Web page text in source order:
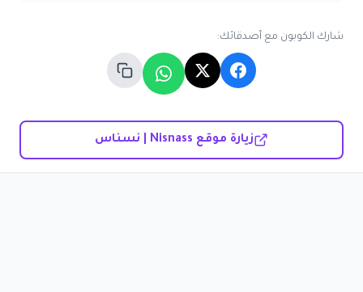
شارك الكوبون مع أصدقائك:
زيارة موقع Nisnass | نسناس